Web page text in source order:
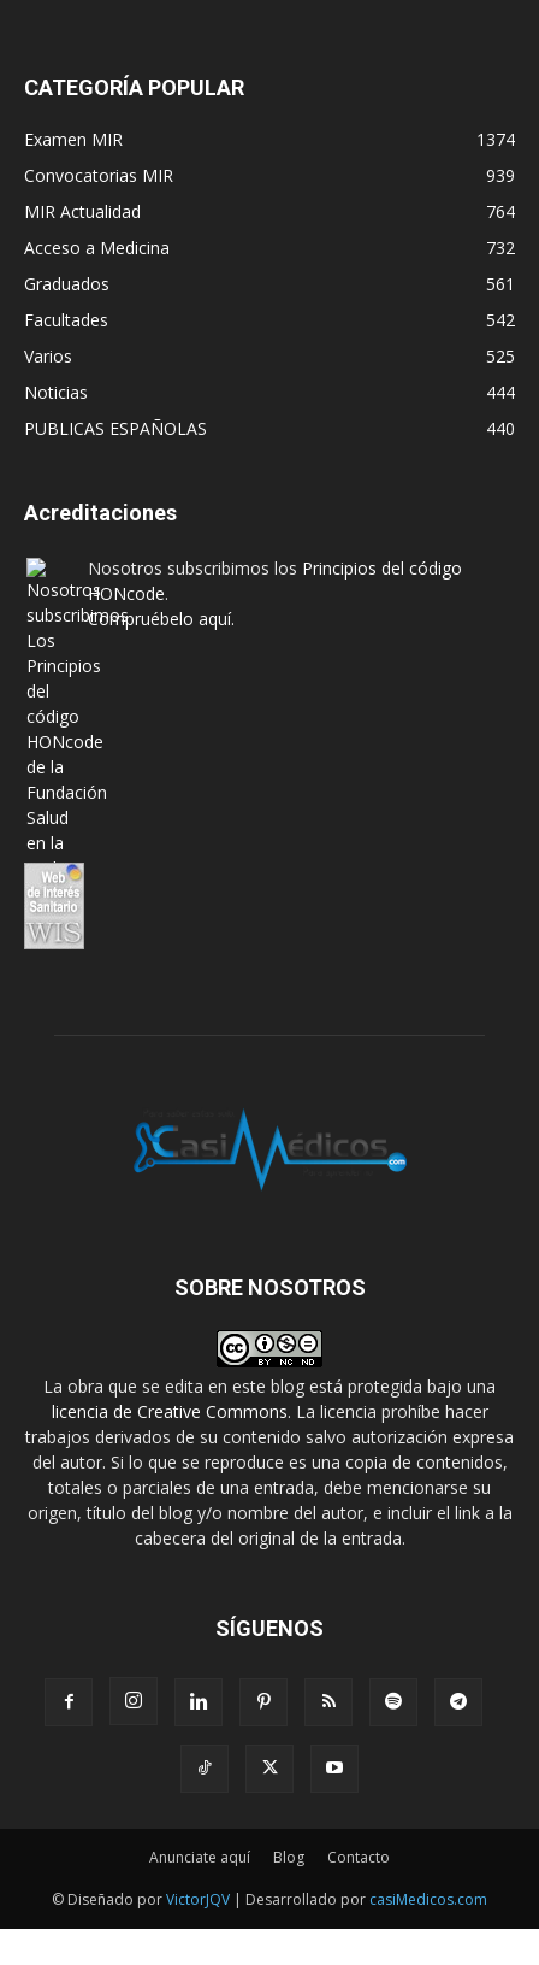
CATEGORÍA POPULAR
Examen MIR
1374
Convocatorias MIR
939
MIR Actualidad
764
Acceso a Medicina
732
Graduados
561
Facultades
542
Varios
525
Noticias
444
PUBLICAS ESPAÑOLAS
440
Acreditaciones
Nosotros subscribimos los Principios del código
HONcode.
Compruébelo aquí.
SOBRE NOSOTROS
La obra que se edita en este blog está protegida bajo una
licencia de Creative Commons. La licencia prohíbe hacer
trabajos derivados de su contenido salvo autorización expresa
del autor. Si lo que se reproduce es una copia de contenidos,
totales o parciales de una entrada, debe mencionarse su
origen, título del blog y/o nombre del autor, e incluir el link a la
cabecera del original de la entrada.
SÍGUENOS
Anunciate aquí Blog Contacto
© Diseñado porVictorJQV | Desarrollado por casiMedicos.com